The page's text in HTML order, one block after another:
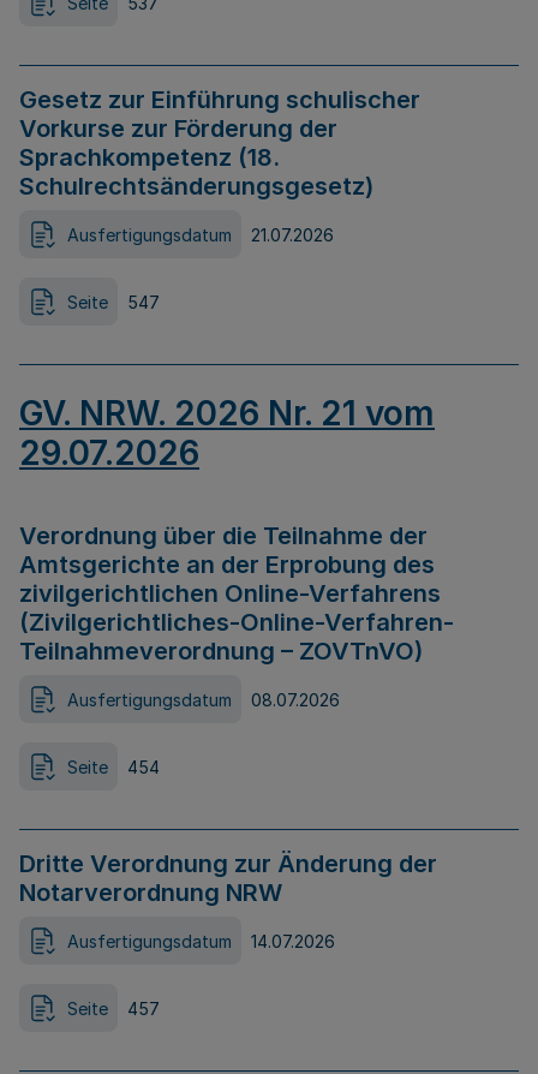
Gesetz zur Einführung schulischer
Vorkurse zur Förderung der
Sprachkompetenz (18.
Schulrechtsänderungsgesetz)
Ausfertigungsdatum 21.07.2026
Seite 547
GV. NRW. 2026 Nr. 21 vom
29.07.2026
Verordnung über die Teilnahme der
Amtsgerichte an der Erprobung des
zivilgerichtlichen Online-Verfahrens
(Zivilgerichtliches-Online-Verfahren-
Teilnahmeverordnung – ZOVTnVO)
Ausfertigungsdatum 08.07.2026
Seite 454
Dritte Verordnung zur Änderung der
Notarverordnung NRW
Ausfertigungsdatum 14.07.2026
Seite 457